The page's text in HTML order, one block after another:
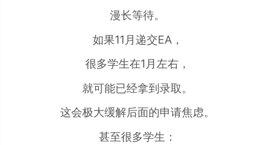
漫长等待。
如果11月递交EA，
很多学生在1月左右，
就可能已经拿到录取。
这会极大缓解后面的申请焦虑。
甚至很多学生：